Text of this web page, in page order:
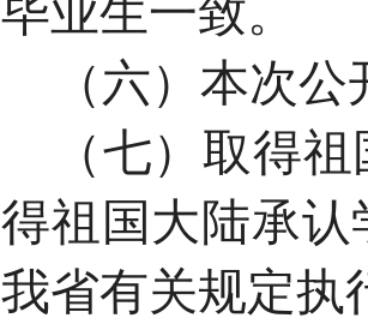
（六）本次
（七）取得
得祖国大陆承
我省有关规定执